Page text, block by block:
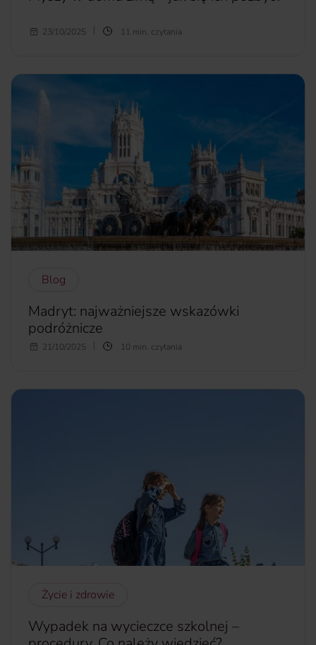
Kiedy na dworze robi się zimno, myszy zaczynają szukać
jednak zaprzeczyć, że myszy to niechciane lokatorki.
sposobów na to, jak pozbyć się myszy z domu.
23/10/2025 11 min. czytania
Blog
Madryt: najważniejsze wskazówki
podróżnicze
Madryt – serce Hiszpanii, pulsujące historią, sztuką i
Iberyjskiego, na rozległej Wyżynie Kastylijskiej, jest nie
21/10/2025 10 min. czytania
Życie i zdrowie
Wypadek na wycieczce szkolnej –